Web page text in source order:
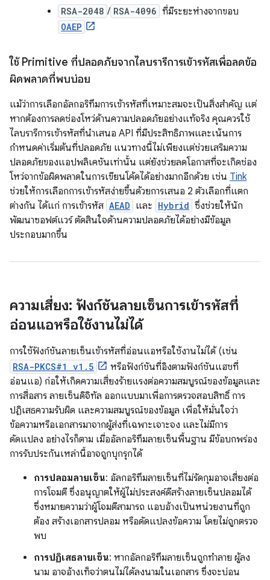
RSA-2048 / RSA-4096 ที่มีระยะห่างจากขอบ
OAEP
ใช้ Primitive ที่ปลอดภัยจากไลบรารีการเข้ารหัสเพื่อลดข้อ
ผิดพลาดที่พบบ่อย
แม้ว่าการเลือกอัลกอริทึมการเข้ารหัสที่เหมาะสมจะเป็นสิ่งสำคัญ แต่
หากต้องการลดช่องโหว่ด้านความปลอดภัยอย่างแท้จริง คุณควรใช้
ไลบรารีการเข้ารหัสที่นำเสนอ API ที่มีประสิทธิภาพและเน้นการ
กำหนดค่าเริ่มต้นที่ปลอดภัย แนวทางนี้ไม่เพียงแต่ช่วยเสริมความ
ปลอดภัยของแอปพลิเคชันเท่านั้น แต่ยังช่วยลดโอกาสที่จะเกิดช่อง
โหว่จากข้อผิดพลาดในการเขียนโค้ดได้อย่างมากอีกด้วย เช่น Tink
ช่วยให้การเลือกการเข้ารหัสง่ายขึ้นด้วยการเสนอ 2 ตัวเลือกที่แตก
ต่างกัน ได้แก่ การเข้ารหัส AEAD และ Hybrid ซึ่งช่วยให้นัก
พัฒนาซอฟต์แวร์ ตัดสินใจด้านความปลอดภัยได้อย่างมีข้อมูล
ประกอบมากขึ้น
ความเสี่ยง: ฟังก์ชันลายเซ็นการเข้ารหัสที่
อ่อนแอหรือใช้งานไม่ได้
การใช้ฟังก์ชันลายเซ็นเข้ารหัสที่อ่อนแอหรือใช้งานไม่ได้ (เช่น
RSA-PKCS#1 v1.5
หรือฟังก์ชันที่อิงตามฟังก์ชันแฮชที่
อ่อนแอ) ก่อให้เกิดความเสี่ยงร้ายแรงต่อความสมบูรณ์ของข้อมูลและ
การสื่อสาร ลายเซ็นดิจิทัล ออกแบบมาเพื่อการตรวจสอบสิทธิ์ การ
ปฏิเสธความรับผิด และความสมบูรณ์ของข้อมูล เพื่อให้มั่นใจว่า
ข้อความหรือเอกสารมาจากผู้ส่งที่เฉพาะเจาะจง และไม่มีการ
ดัดแปลง อย่างไรก็ตาม เมื่ออัลกอริทึมลายเซ็นพื้นฐาน มีข้อบกพร่อง
การรับประกันเหล่านี้อาจถูกบุกรุกได้
การปลอมลายเซ็น: อัลกอริทึมลายเซ็นที่ไม่รัดกุมอาจเสี่ยงต่อ
การโจมตี ซึ่งอนุญาตให้ผู้ไม่ประสงค์ดีสร้างลายเซ็นปลอมได้
ซึ่งหมายความว่าผู้โจมตีสามารถ แอบอ้างเป็นหน่วยงานที่ถูก
ต้อง สร้างเอกสารปลอม หรือดัดแปลงข้อความ โดยไม่ถูกตรวจ
พบ
การปฏิเสธลายเซ็น: หากอัลกอริทึมลายเซ็นถูกทำลาย ผู้ลง
นาม อาจอ้างเท็จว่าตนไม่ได้ลงนามในเอกสาร ซึ่งจะบ่อน